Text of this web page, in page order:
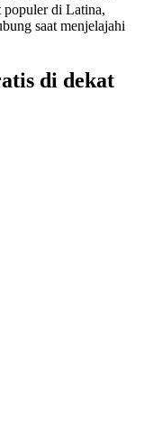
populer di Latina,
saat menjelajahi
di dekat